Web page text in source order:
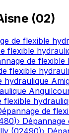
(02)
de flexible
flexible
de flexible
flexible
hydraulique
flexible
de
)›